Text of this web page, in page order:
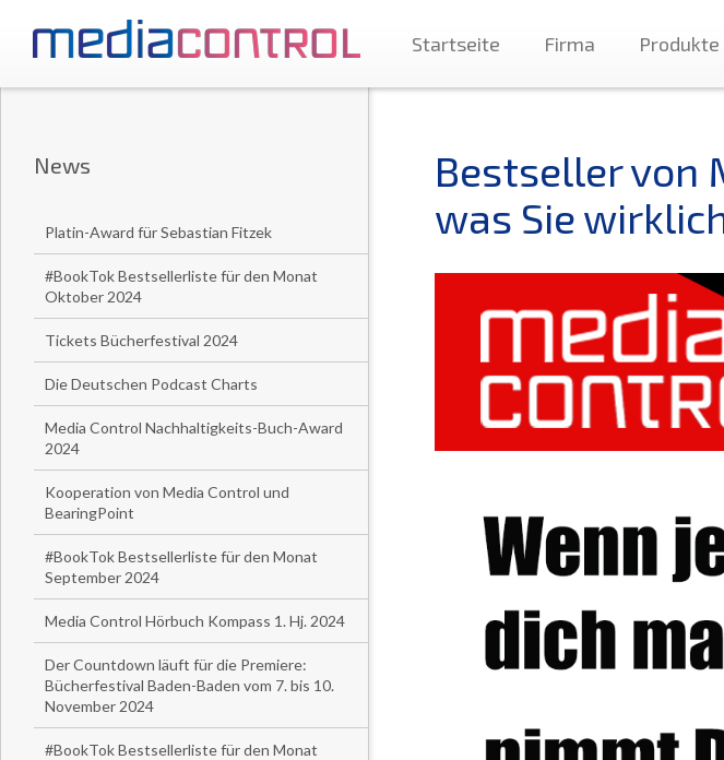
Startseite Firma
News
Platin-Award für Sebastian Fitzek
#BookTok Bestsellerliste für den Monat
Oktober 2024
Tickets Bücherfestival 2024
Die Deutschen Podcast Charts
Media Control Nachhaltigkeits-Buch-Award
2024
Kooperation von Media Control und
BearingPoint
#BookTok Bestsellerliste für den Monat
September 2024
Media Control Hörbuch Kompass 1. Hj. 2024
Der Countdown läuft für die Premiere:
Bücherfestival Baden-Baden vom 7. bis 10.
November 2024
#BookTok Bestsellerliste für den Monat
Bestseller von
was Sie